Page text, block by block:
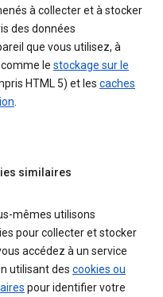
à collecter et à stocker
des données
que vous utilisez, à
comme le stockage sur le
HTML 5) et les caches
.
similaires
mêmes utilisons
pour collecter et stocker
accédez à un service
utilisant des cookies ou
pour identifier votre